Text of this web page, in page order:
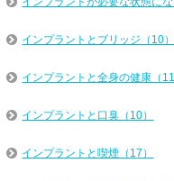
インプラントとブリッジ（10）
インプラントと全身の健康（
インプラントと口臭（10）
インプラントと喫煙（17）